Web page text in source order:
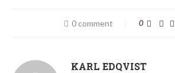
0 comment 0
KARL EDQVIST